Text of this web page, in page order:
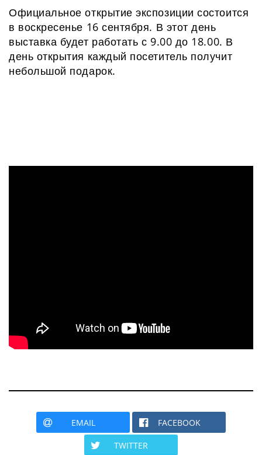
Официальное открытие экспозиции состоится
в воскресенье 16 сентября. В этот день
выставка будет работать с 9.00 до 18.00. В
день открытия каждый посетитель получит
небольшой подарок.
EMAIL FACEBOOK
TWITTER